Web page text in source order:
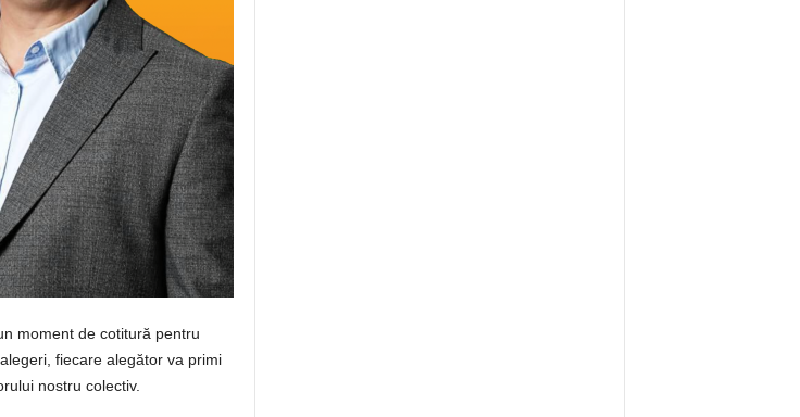
moment de cotitură pentru
fiecare alegător va primi
nostru colectiv.